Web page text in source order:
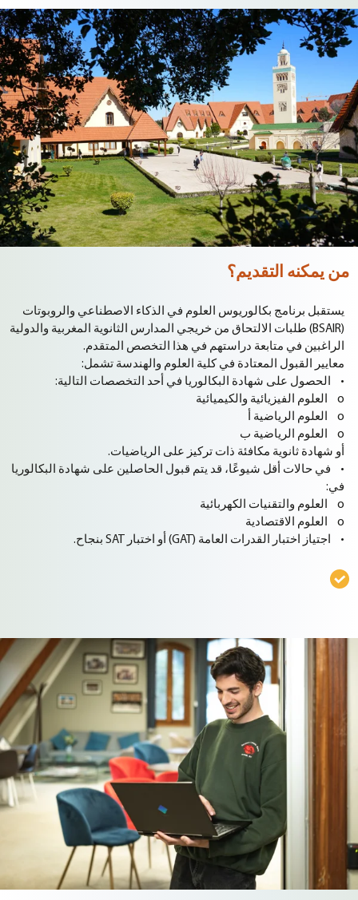
من يمكنه التقديم؟
يستقبل برنامج بكالوريوس العلوم في الذكاء الاصطناعي والروبوتات
(BSAIR) طلبات الالتحاق من خريجي المدارس الثانوية المغربية والدولية
الراغبين في متابعة دراستهم في هذا التخصص المتقدم.
معايير القبول المعتادة في كلية العلوم والهندسة تشمل:
• الحصول على شهادة البكالوريا في أحد التخصصات التالية:
o العلوم الفيزيائية والكيميائية
o العلوم الرياضية أ
o العلوم الرياضية ب
أو شهادة ثانوية مكافئة ذات تركيز على الرياضيات.
• في حالات أقل شيوعًا، قد يتم قبول الحاصلين على شهادة البكالوريا
في:
o العلوم والتقنيات الكهربائية
o العلوم الاقتصادية
• اجتياز اختبار القدرات العامة (GAT) أو اختبار SAT بنجاح.